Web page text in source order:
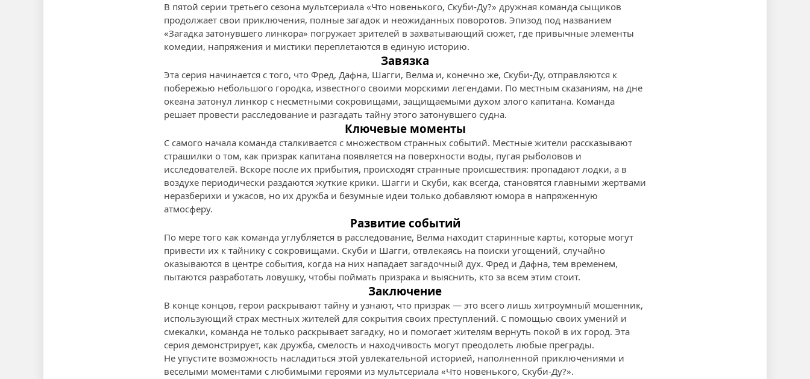
В пятой серии третьего сезона мультсериала «Что новенького, Скуби-Ду?» дружная команда сыщиков
продолжает свои приключения, полные загадок и неожиданных поворотов. Эпизод под названием
«Загадка затонувшего линкора» погружает зрителей в захватывающий сюжет, где привычные элементы
комедии, напряжения и мистики переплетаются в единую историю.
Завязка
Эта серия начинается с того, что Фред, Дафна, Шагги, Велма и, конечно же, Скуби-Ду, отправляются к
побережью небольшого городка, известного своими морскими легендами. По местным сказаниям, на дне
океана затонул линкор с несметными сокровищами, защищаемыми духом злого капитана. Команда
решает провести расследование и разгадать тайну этого затонувшего судна.
Ключевые моменты
С самого начала команда сталкивается с множеством странных событий. Местные жители рассказывают
страшилки о том, как призрак капитана появляется на поверхности воды, пугая рыболовов и
исследователей. Вскоре после их прибытия, происходят странные происшествия: пропадают лодки, а в
воздухе периодически раздаются жуткие крики. Шагги и Скуби, как всегда, становятся главными жертвами
неразберихи и ужасов, но их дружба и безумные идеи только добавляют юмора в напряженную
атмосферу.
Развитие событий
По мере того как команда углубляется в расследование, Велма находит старинные карты, которые могут
привести их к тайнику с сокровищами. Скуби и Шагги, отвлекаясь на поиски угощений, случайно
оказываются в центре события, когда на них нападает загадочный дух. Фред и Дафна, тем временем,
пытаются разработать ловушку, чтобы поймать призрака и выяснить, кто за всем этим стоит.
Заключение
В конце концов, герои раскрывают тайну и узнают, что призрак — это всего лишь хитроумный мошенник,
использующий страх местных жителей для сокрытия своих преступлений. С помощью своих умений и
смекалки, команда не только раскрывает загадку, но и помогает жителям вернуть покой в их город. Эта
серия демонстрирует, как дружба, смелость и находчивость могут преодолеть любые преграды.
Не упустите возможность насладиться этой увлекательной историей, наполненной приключениями и
веселыми моментами с любимыми героями из мультсериала «Что новенького, Скуби-Ду?».